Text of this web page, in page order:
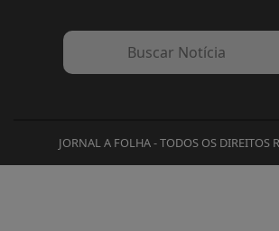
JORNAL A FOLHA - TODOS OS DIREITOS
Termos de Uso e Privacidade
de Uso e Privacidade.